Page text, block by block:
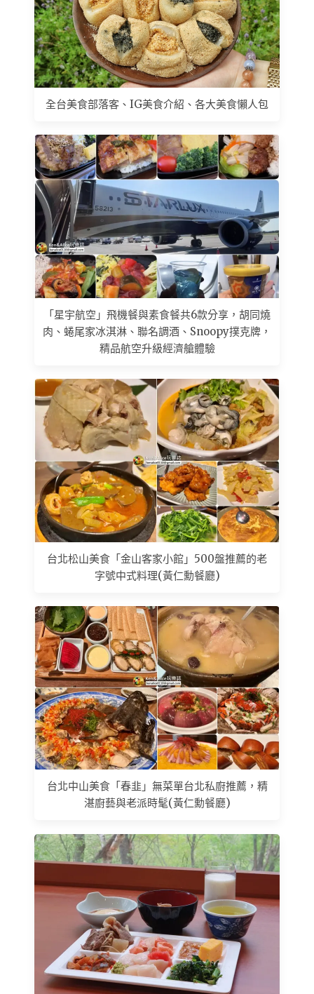
全台美食部落客、IG美食介紹、各大美食懶人包
「星宇航空」飛機餐與素食餐共6款分享，胡同燒
肉、蜷尾家冰淇淋、聯名調酒、Snoopy撲克牌，
精品航空升級經濟艙體驗
台北松山美食「金山客家小館」500盤推薦的老
字號中式料理(黃仁勳餐廳)
台北中山美食「春韭」無菜單台北私廚推薦，精
湛廚藝與老派時髦(黃仁勳餐廳)